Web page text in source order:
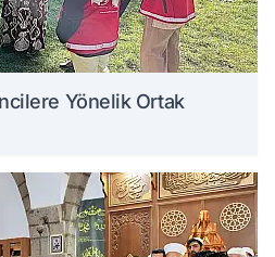
Yönelik Ortak